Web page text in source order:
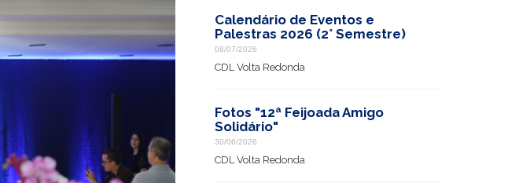
Calendário de Eventos e
Palestras 2026 (2° Semestre)
08/07/2026
CDL Volta Redonda
Fotos "12ª Feijoada Amigo
Solidário"
30/06/2026
CDL Volta Redonda